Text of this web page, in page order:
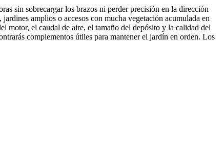
sin sobrecargar los brazos ni perder precisión en la dirección
amplios o accesos con mucha vegetación acumulada en
motor, el caudal de aire, el tamaño del depósito y la calidad del
complementos útiles para mantener el jardín en orden. Los